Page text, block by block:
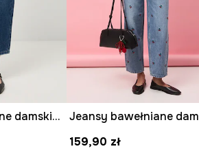
Jeansy bawełniane damskie boyfriend z efektem sprania
159,90 zł